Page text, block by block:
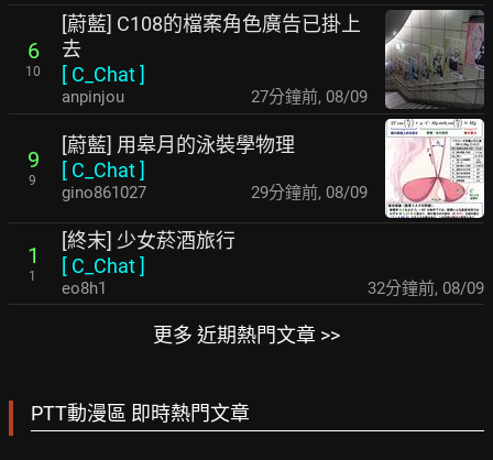
6
10
[蔚藍] C108的檔案角色廣告已掛上
去
[ C_Chat]
anpinjou 28分鐘前, 08/09
9
9
[蔚藍] 用皋月的泳裝學物理
[ C_Chat]
gino861027 29分鐘前, 08/09
1
1
[終末] 少女菸酒旅行
[ C_Chat]
eo8h1 33分鐘前, 08/09
更多 近期熱門文章 >>
PTT動漫區 即時熱門文章